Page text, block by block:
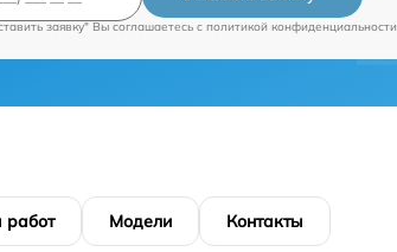
заявку" Вы соглашаетесь c политикой конфиденциальности
работ Модели Контакты